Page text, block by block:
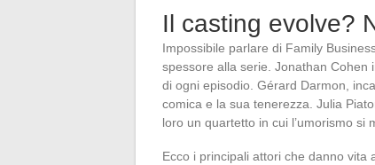
Il casting evolve?
Impossibile parlare di Family
spessore alla serie. Jonathan
di ogni episodio. Gérard Darmon,
comica e la sua tenerezza. Julia
loro un quartetto in cui l’umorismo si
Ecco i principali attori che danno vita